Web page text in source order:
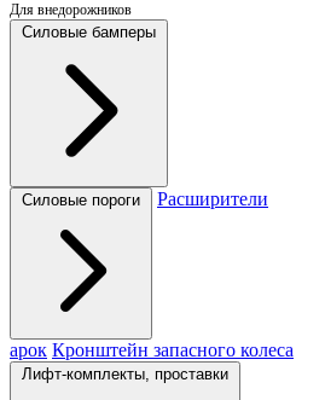
Для внедорожников
Силовые бамперы
Силовые пороги Расширители
арок Кронштейн запасного колеса
Лифт-комплекты, проставки